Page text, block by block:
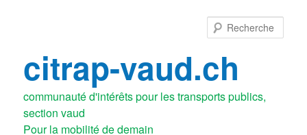
citrap-vaud.ch
communauté d'intérêts pour les transports publics,
section vaud